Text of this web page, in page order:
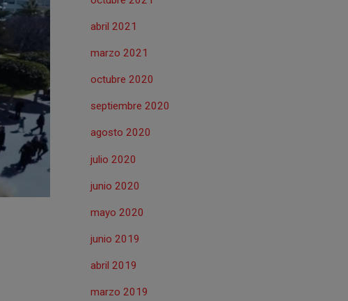
abril 2021
marzo 2021
octubre 2020
septiembre 2020
agosto 2020
julio 2020
junio 2020
mayo 2020
junio 2019
abril 2019
marzo 2019